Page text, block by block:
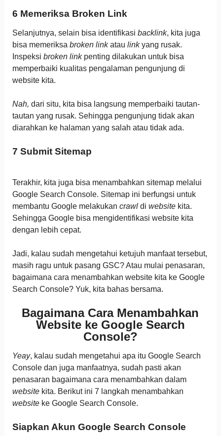
6 Memeriksa Broken Link
Selanjutnya, selain bisa identifikasi backlink, kita juga
bisa memeriksa broken linkatau linkyang rusak.
Inspeksi broken linkpenting dilakukan untuk bisa
memperbaiki kualitas pengalaman pengunjung di
website kita.
Nah, dari situ, kita bisa langsung memperbaiki tautan-
tautan yang rusak. Sehingga pengunjung tidak akan
diarahkan ke halaman yang salah atau tidak ada.
7 Submit Sitemap
Terakhir, kita juga bisa menambahkan sitemap melalui
Google Search Console. Sitemap ini berfungsi untuk
membantu Google melakukan crawldi websitekita.
Sehingga Google bisa mengidentifikasi website kita
dengan lebih cepat.
Jadi, kalau sudah mengetahui ketujuh manfaat tersebut,
masih ragu untuk pasang GSC? Atau mulai penasaran,
bagaimana cara menambahkan website kita ke Google
Search Console? Yuk, kita bahas bersama.
Bagaimana Cara Menambahkan
Website ke Google Search
Console?
Yeay, kalau sudah mengetahui apa itu Google Search
Console dan juga manfaatnya, sudah pasti akan
penasaran bagaimana cara menambahkan dalam
websitekita. Berikut ini 7 langkah menambahkan
websiteke Google Search Console.
Siapkan Akun Google Search Console